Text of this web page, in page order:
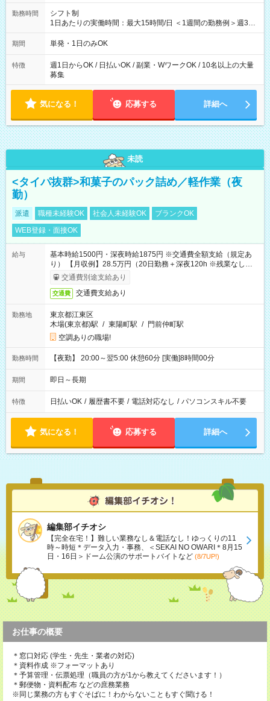
勤務時間
シフト制
1日あたりの実働時間：最大15時間/日 ＜1週間の勤務例＞週3回
勤務 勤務：月・水・金 休み：火・木・土・日 好きな時にお仕事
可能です！ ※1日あたりの最大実働時間は日勤、夜勤共に勤務し
期間 単発・1日のみOK
特徴
週1日からOK / 日払いOK / 副業・WワークOK / 10名以上の大量
募集
気になる！ 応募する 詳細へ
未読
<タイパ抜群>和菓子のパック詰め／軽作業（夜
勤）
派遣 職種未経験OK 社会人未経験OK
ブランクOK
WEB登録・面接OK
給与
基本時給1500円・深夜時給1875円 ※交通費全額支給（規定あ
り） 【月収例】28.5万円（20日勤務＋深夜120h ※残業なしの場
合）交通費別途支給あり
交通費 交通費支給あり
勤務地
東京都江東区
木場(東京都)駅 / 東陽町駅 / 門前仲町駅
空調ありの職場!
勤務時間 【夜勤】 20:00～翌5:00 休憩60分 [実働]8時間00分
期間 即日～長期
特徴 日払いOK / 履歴書不要 / 電話対応なし / パソコンスキル不要
気になる！ 応募する 詳細へ
編集部イチオシ
【完全在宅！】難しい業務なし＆電話なし！ゆっくりの11
時～時短＊データ入力・事務、＜SEKAI NO OWARI＊8月15
日・16日＞ドーム公演のサポートバイトなど (8/7UP!)
お仕事の概要
＊窓口対応 (学生・先生・業者の対応)
＊資料作成 ※フォーマットあり
＊予算管理・伝票処理（職員の方が1から教えてくださいます！）
＊郵便物・資料配布 などの庶務業務
※同じ業務の方もすぐそばに！わからないこともすぐ聞ける！